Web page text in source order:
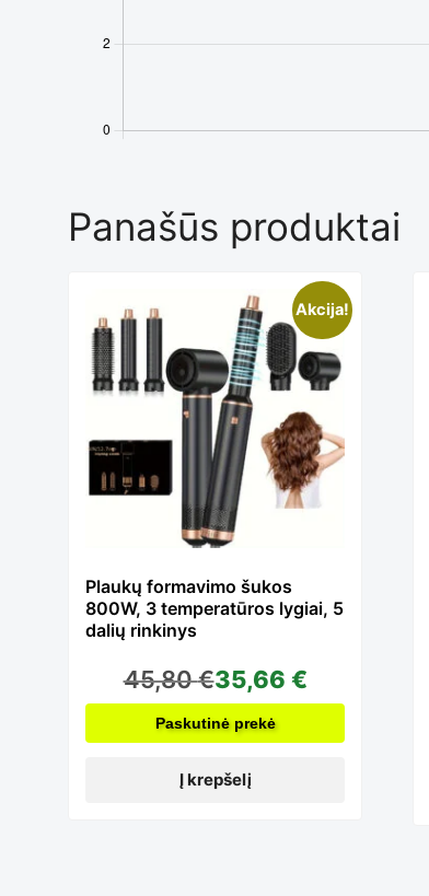
Panašūs produktai
Akcija!
Plaukų formavimo šukos
800W, 3 temperatūros lygiai, 5
dalių rinkinys
45,80€35,66 €
Paskutinė prekė
Į krepšelį